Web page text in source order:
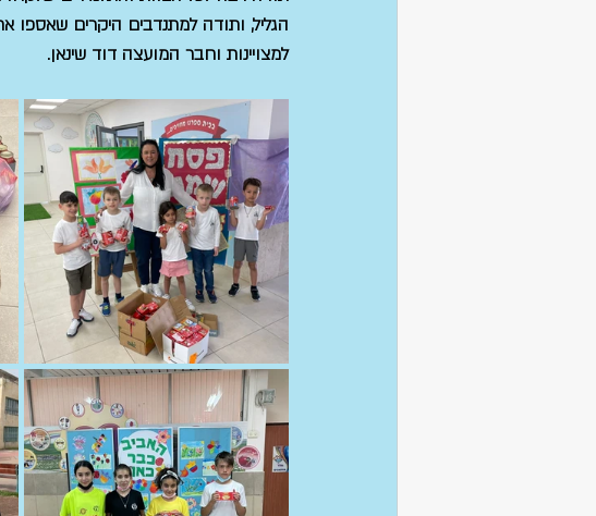
הגליל, ותודה למתנדבים היקרים שאספו
למצויינות וחבר המועצה דוד שינאן.